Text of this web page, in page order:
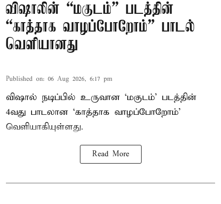
விஷாலின் “மகுடம்” படத்தின்
“காத்தாக வாழப்போறோம்” பாடல்
வெளியானது
Published on: 06 Aug 2026, 6:17 pm
விஷால் நடிப்பில் உருவான ‘மகுடம்’ படத்தின்
4வது பாடலான ‘காத்தாக வாழப்போறோம்’
வெளியாகியுள்ளது.
Read More